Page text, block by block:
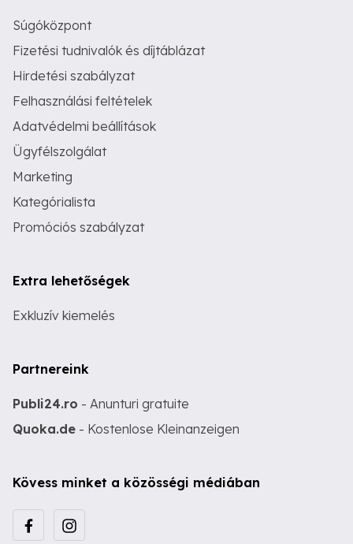
Súgóközpont
Fizetési tudnivalók és díjtáblázat
Hirdetési szabályzat
Felhasználási feltételek
Adatvédelmi beállítások
Ügyfélszolgálat
Marketing
Kategórialista
Promóciós szabályzat
Extra lehetőségek
Exkluzív kiemelés
Partnereink
Publi24.ro - Anunturi gratuite
Quoka.de - Kostenlose Kleinanzeigen
Kövess minket a közösségi médiában